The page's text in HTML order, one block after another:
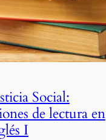
Social:
de lectura en
I